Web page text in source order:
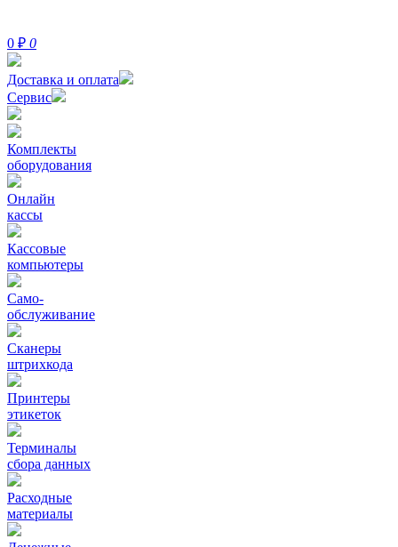
0 ₽ 0
Доставка и оплата
Сервис
Комплекты
оборудования
Онлайн
кассы
Кассовые
компьютеры
Само-
обслуживание
Сканеры
штрихкода
Принтеры
этикеток
Терминалы
сбора данных
Расходные
материалы